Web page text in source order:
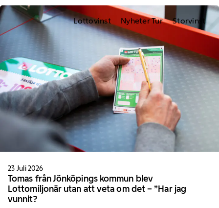
Lottovinst Nyheter Tur Storvinst
23 Juli 2026
Tomas från Jönköpings kommun blev
Lottomiljonär utan att veta om det – ”Har jag
vunnit?